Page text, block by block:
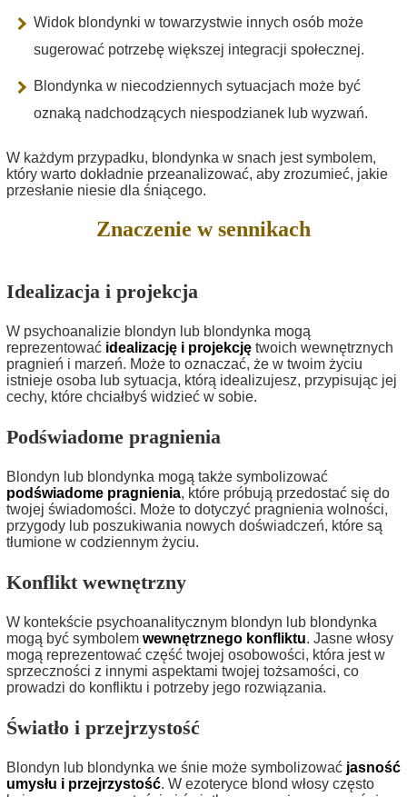
Widok blondynki w towarzystwie innych osób może
sugerować potrzebę większej integracji społecznej.
Blondynka w niecodziennych sytuacjach może być
oznaką nadchodzących niespodzianek lub wyzwań.
W każdym przypadku, blondynka w snach jest symbolem,
który warto dokładnie przeanalizować, aby zrozumieć, jakie
przesłanie niesie dla śniącego.
Znaczenie w sennikach
Idealizacja i projekcja
W psychoanalizie blondyn lub blondynka mogą
reprezentować idealizację i projekcję twoich wewnętrznych
pragnień i marzeń. Może to oznaczać, że w twoim życiu
istnieje osoba lub sytuacja, którą idealizujesz, przypisując jej
cechy, które chciałbyś widzieć w sobie.
Podświadome pragnienia
Blondyn lub blondynka mogą także symbolizować
podświadome pragnienia, które próbują przedostać się do
twojej świadomości. Może to dotyczyć pragnienia wolności,
przygody lub poszukiwania nowych doświadczeń, które są
tłumione w codziennym życiu.
Konflikt wewnętrzny
W kontekście psychoanalitycznym blondyn lub blondynka
mogą być symbolem wewnętrznego konfliktu. Jasne włosy
mogą reprezentować część twojej osobowości, która jest w
sprzeczności z innymi aspektami twojej tożsamości, co
prowadzi do konfliktu i potrzeby jego rozwiązania.
Światło i przejrzystość
Blondyn lub blondynka we śnie może symbolizować jasność
umysłu i przejrzystość. W ezoteryce blond włosy często